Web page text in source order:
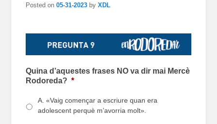
Posted on05-31-2023 byXDL
Quina d’aquestes frases NO va dir mai Mercè
Rodoreda? *
A. «Vaig començar a escriure quan era
adolescent perquè m’avorria molt».